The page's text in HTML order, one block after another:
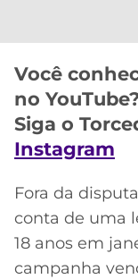
ONLINE
2026
GRÊMIO
ATLÉTICO
MG
LALIGA
Você
no
Siga o
Instagram
Fora da
conta de uma
18 anos em
campanha